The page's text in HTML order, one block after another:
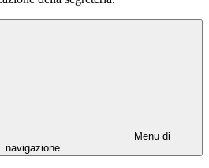
Menu di
navigazione